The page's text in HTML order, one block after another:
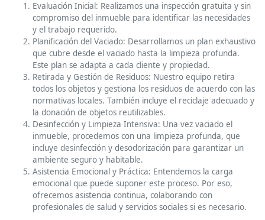
Evaluación Inicial: Realizamos una inspección gratuita y sin
compromiso del inmueble para identificar las necesidades
y el trabajo requerido.
Planificación del Vaciado: Desarrollamos un plan exhaustivo
que cubre desde el vaciado hasta la limpieza profunda.
Este plan se adapta a cada cliente y propiedad.
Retirada y Gestión de Residuos: Nuestro equipo retira
todos los objetos y gestiona los residuos de acuerdo con las
normativas locales. También incluye el reciclaje adecuado y
la donación de objetos reutilizables.
Desinfección y Limpieza Intensiva: Una vez vaciado el
inmueble, procedemos con una limpieza profunda, que
incluye desinfección y desodorización para garantizar un
ambiente seguro y habitable.
Asistencia Emocional y Práctica: Entendemos la carga
emocional que puede suponer este proceso. Por eso,
ofrecemos asistencia continua, colaborando con
profesionales de salud y servicios sociales si es necesario.